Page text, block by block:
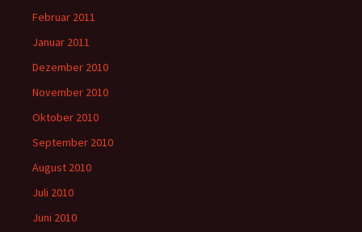
Februar 2011
Januar 2011
Dezember 2010
November 2010
Oktober 2010
September 2010
August 2010
Juli 2010
Juni 2010